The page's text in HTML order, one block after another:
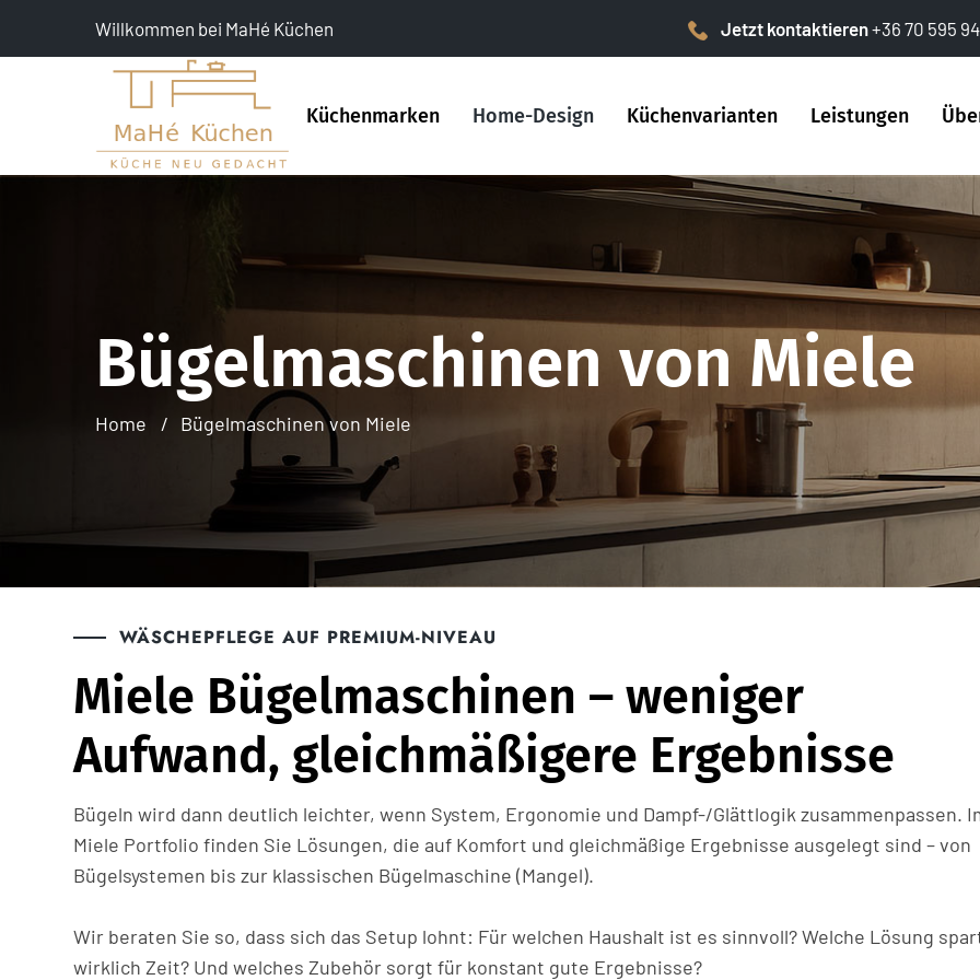
Willkommen bei MaHé Küchen Jetzt kontaktieren+36 70 595
Küchenmarken Home-Design Küchenvarianten Leistungen
Bügelmaschinen von Miele
Home Bügelmaschinen von Miele
WÄSCHEPFLEGE AUF PREMIUM-NIVEAU
Miele Bügelmaschinen – weniger
Aufwand, gleichmäßigere Ergebnisse
Bügeln wird dann deutlich leichter, wenn System, Ergonomie und Dampf-/Glättlogik zusammenpassen.
Miele Portfolio finden Sie Lösungen, die auf Komfort und gleichmäßige Ergebnisse ausgelegt sind – von
Bügelsystemen bis zur klassischen Bügelmaschine (Mangel).
Wir beraten Sie so, dass sich das Setup lohnt: Für welchen Haushalt ist es sinnvoll? Welche Lösung
wirklich Zeit? Und welches Zubehör sorgt für konstant gute Ergebnisse?